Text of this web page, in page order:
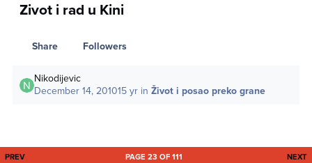
Zivot i rad u Kini
Share Followers
Nikodijevic
December 14, 201015 yr inŽivot i posao preko grane
FIRST PAGE
PREV NEXT
PAGE 23 OF 111